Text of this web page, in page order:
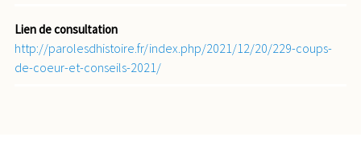
Lien de consultation
http://parolesdhistoire.fr/index.php/2021/12/20/229-coups-
de-coeur-et-conseils-2021/